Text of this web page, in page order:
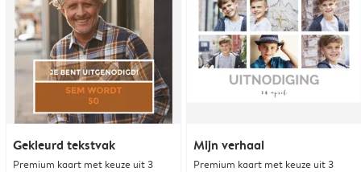
Gekleurd tekstvak
Premium kaart met keuze uit 3
Mijn verhaal
Premium kaart met keuze uit 3